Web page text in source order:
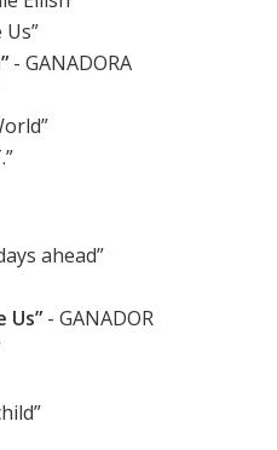
- GANADORA
ahead”
Us” - GANADOR